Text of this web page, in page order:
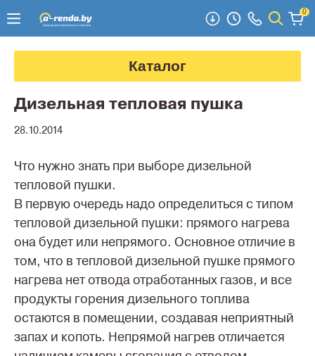
0
Каталог
Дизельная тепловая пушка
28.10.2014
Что нужно знать при выборе дизельной
тепловой пушки.
В первую очередь надо определиться с типом
тепловой дизельной пушки: прямого нагрева
она будет или непрямого. Основное отличие в
том, что в тепловой дизельной пушке прямого
нагрева нет отвода отработанных газов, и все
продукты горения дизельного топлива
остаются в помещении, создавая неприятный
запах и копоть. Непрямой нагрев отличается